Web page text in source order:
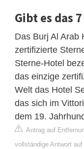
Gibt es das
Das Burj Al Arab
zertifizierte
Sterne-Hotel
das einzige
Welt das Hotel
das sich im
dem 19.
Antrag auf
vollständige Antwort